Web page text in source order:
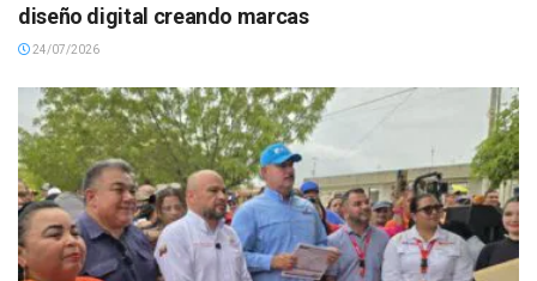
diseño digital creando marcas
24/07/2026